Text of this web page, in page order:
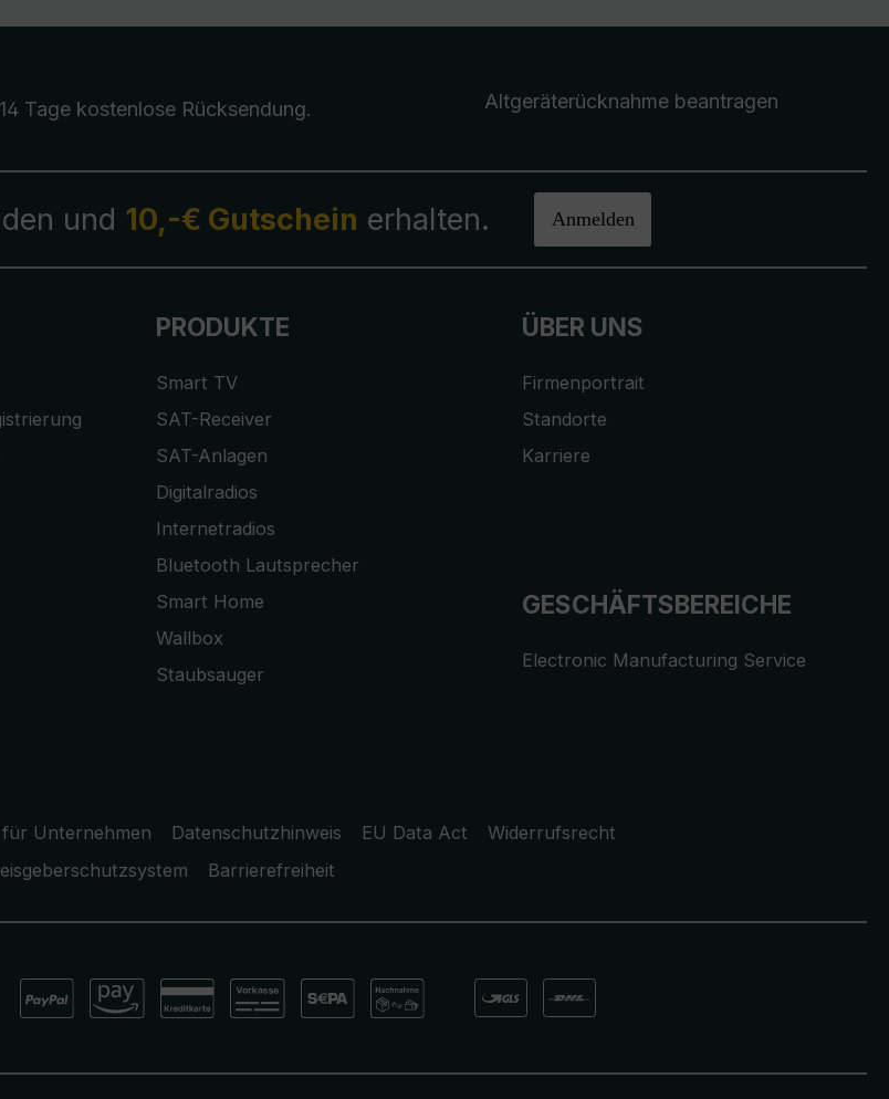
14 Tage kostenlose Rücksendung. Altgeräterücknahme beantragen
und 10,-€ Gutschein erhalten. Anmelden
PRODUKTE
Smart TV
SAT-Receiver
SAT-Anlagen
Digitalradios
Internetradios
Bluetooth Lautsprecher
Smart Home
Wallbox
Staubsauger
ÜBER UNS
Firmenportrait
Standorte
Karriere
GESCHÄFTSBEREICHE
Electronic Manufacturing Service
für Unternehmen Datenschutzhinweis EU Data Act
Widerrufsrecht
Barrierefreiheit